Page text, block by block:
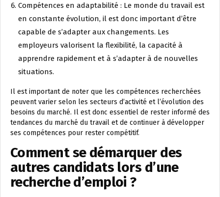
Compétences en adaptabilité : Le monde du travail est
en constante évolution, il est donc important d’être
capable de s’adapter aux changements. Les
employeurs valorisent la flexibilité, la capacité à
apprendre rapidement et à s’adapter à de nouvelles
situations.
Il est important de noter que les compétences recherchées
peuvent varier selon les secteurs d’activité et l’évolution des
besoins du marché. Il est donc essentiel de rester informé des
tendances du marché du travail et de continuer à développer
ses compétences pour rester compétitif.
Comment se démarquer des
autres candidats lors d’une
recherche d’emploi ?